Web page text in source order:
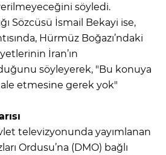
söyledi.
Sözcüsü İsmail Bekayi ise,
Hürmüz Boğazı’ndaki
İran’ın
söyleyerek, "Bu konuya
etmesine gerek yok"
televizyonunda yayımlanan
Ordusu’na (DMO) bağlı